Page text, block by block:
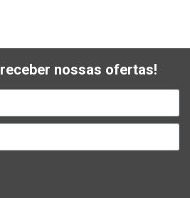
nossas ofertas!